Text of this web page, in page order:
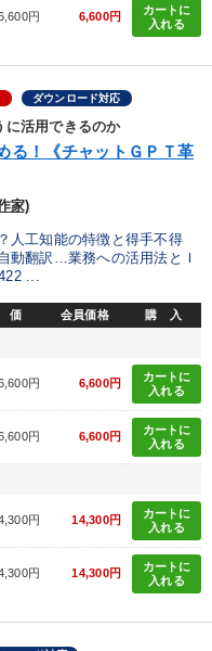
円 6,600円
カートに
入れる
ダウンロード対応
に活用できるのか
る！《チャットＧＰＴ革
家)
人工知能の特徴と得手不得
動翻訳…業務への活用法とＩ
...
価 会員価格 購 入
円 6,600円
カートに
入れる
円 6,600円
カートに
入れる
円 14,300円
カートに
入れる
円 14,300円
カートに
入れる